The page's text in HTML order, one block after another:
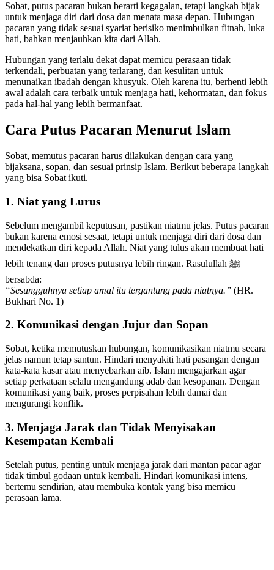
Sobat, putus pacaran bukan berarti kegagalan, tetapi langkah bijak
untuk menjaga diri dari dosa dan menata masa depan. Hubungan
pacaran yang tidak sesuai syariat berisiko menimbulkan fitnah, luka
hati, bahkan menjauhkan kita dari Allah.
Hubungan yang terlalu dekat dapat memicu perasaan tidak
terkendali, perbuatan yang terlarang, dan kesulitan untuk
menunaikan ibadah dengan khusyuk. Oleh karena itu, berhenti lebih
awal adalah cara terbaik untuk menjaga hati, kehormatan, dan fokus
pada hal-hal yang lebih bermanfaat.
Cara Putus Pacaran Menurut Islam
Sobat, memutus pacaran harus dilakukan dengan cara yang
bijaksana, sopan, dan sesuai prinsip Islam. Berikut beberapa langkah
yang bisa Sobat ikuti.
1. Niat yang Lurus
Sebelum mengambil keputusan, pastikan niatmu jelas. Putus pacaran
bukan karena emosi sesaat, tetapi untuk menjaga diri dari dosa dan
mendekatkan diri kepada Allah. Niat yang tulus akan membuat hati
lebih tenang dan proses putusnya lebih ringan. Rasulullah ﷺ
bersabda:
“Sesungguhnya setiap amal itu tergantung pada niatnya.” (HR.
Bukhari No. 1)
2. Komunikasi dengan Jujur dan Sopan
Sobat, ketika memutuskan hubungan, komunikasikan niatmu secara
jelas namun tetap santun. Hindari menyakiti hati pasangan dengan
kata-kata kasar atau menyebarkan aib. Islam mengajarkan agar
setiap perkataan selalu mengandung adab dan kesopanan. Dengan
komunikasi yang baik, proses perpisahan lebih damai dan
mengurangi konflik.
3. Menjaga Jarak dan Tidak Menyisakan
Kesempatan Kembali
Setelah putus, penting untuk menjaga jarak dari mantan pacar agar
tidak timbul godaan untuk kembali. Hindari komunikasi intens,
bertemu sendirian, atau membuka kontak yang bisa memicu
perasaan lama.